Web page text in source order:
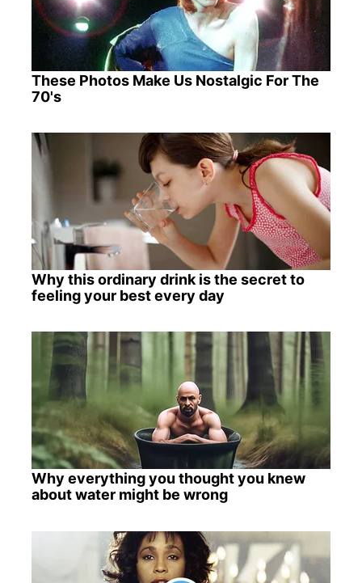
These Photos Make Us Nostalgic For The
70's
Why this ordinary drink is the secret to
feeling your best every day
Why everything you thought you knew
about water might be wrong